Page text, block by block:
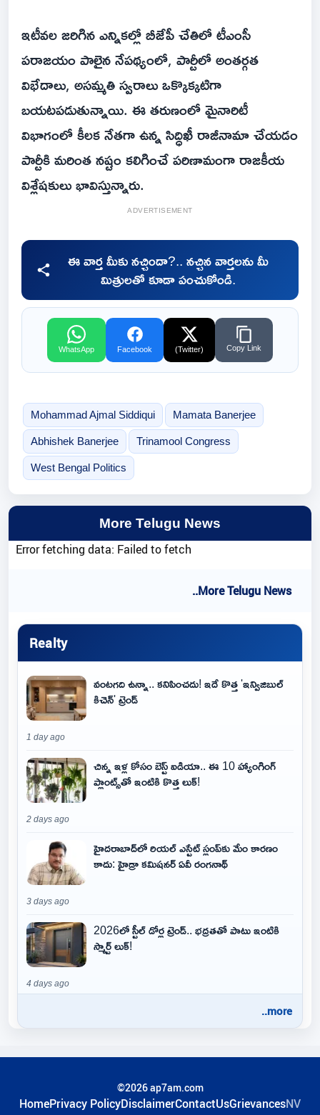
ఇటీవల జరిగిన ఎన్నికల్లో బీజేపీ చేతిలో టీఎంసీ
పరాజయం పాలైన నేపథ్యంలో, పార్టీలో అంతర్గత
విభేదాలు, అసమ్మతి స్వరాలు ఒక్కొక్కటిగా
బయటపడుతున్నాయి. ఈ తరుణంలో మైనారిటీ
విభాగంలో కీలక నేతగా ఉన్న సిద్ధిఖీ రాజీనామా చేయడం
పార్టీకి మరింత నష్టం కలిగించే పరిణామంగా రాజకీయ
విశ్లేషకులు భావిస్తున్నారు.
ADVERTISEMENT
ఈ వార్త మీకు నచ్చిందా?.. నచ్చిన వార్తలను మీ
మిత్రులతో కూడా పంచుకోండి.
WhatsApp Facebook (Twitter) Copy Link
Mohammad Ajmal Siddiqui Mamata Banerjee
Abhishek Banerjee Trinamool Congress
West Bengal Politics
More Telugu News
Error fetching data: Failed to fetch
..More Telugu News
Realty
వంటగది ఉన్నా.. కనిపించదు! ఇదే కొత్త 'ఇన్విజిబుల్
కిచెన్' ట్రెండ్
1 day ago
చిన్న ఇళ్ల కోసం బెస్ట్ ఐడియా.. ఈ 10 హ్యాంగింగ్
ప్లాంట్స్‌తో ఇంటికి కొత్త లుక్!
2 days ago
హైదరాబాద్‌లో రియల్ ఎస్టేట్ స్లంప్‌కు మేం కారణం
కాదు: హైడ్రా కమిషనర్ ఏవీ రంగనాథ్
3 days ago
2026లో స్టీల్ డోర్ల ట్రెండ్.. భద్రతతో పాటు ఇంటికి
స్మార్ట్ లుక్!
4 days ago
..more
©2026 ap7am.com
HomePrivacy PolicyDisclaimerContactUsGrievancesNV